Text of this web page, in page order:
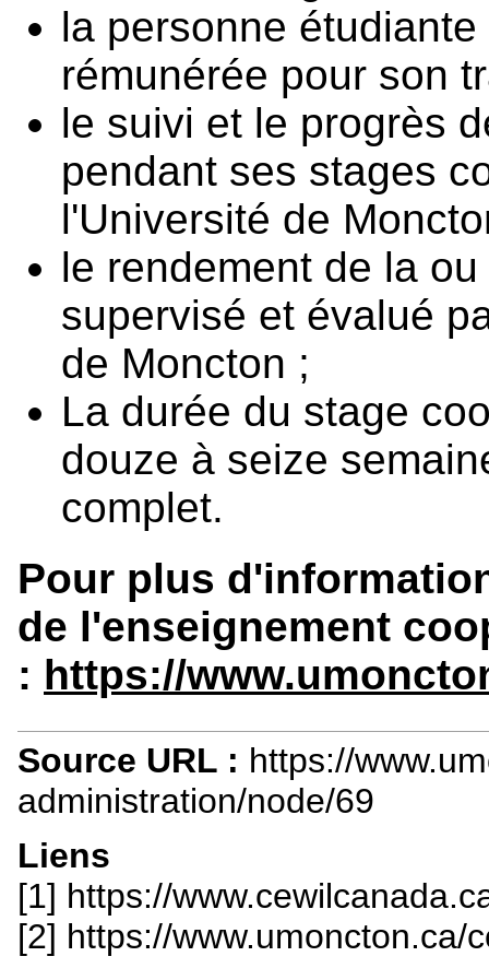
la personne
rémunérée pour son
le suivi et le progrès
pendant ses stages
l'Université de
le rendement de la
supervisé et évalué
de Moncton ;
La durée du stage
douze à seize
complet.
Pour plus
de l'enseignement
: https://
Source URL : https://
administration/node/69
Liens
[1] https://
[2] https://www.umoncton.ca/